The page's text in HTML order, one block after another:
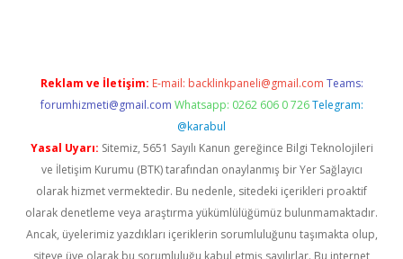
Reklam ve İletişim: E-mail: backlinkpaneli@gmail.com Teams:
forumhizmeti@gmail.com Whatsapp: 0262 606 0 726 Telegram:
@karabul
Yasal Uyarı: Sitemiz, 5651 Sayılı Kanun gereğince Bilgi Teknolojileri
ve İletişim Kurumu (BTK) tarafından onaylanmış bir Yer Sağlayıcı
olarak hizmet vermektedir. Bu nedenle, sitedeki içerikleri proaktif
olarak denetleme veya araştırma yükümlülüğümüz bulunmamaktadır.
Ancak, üyelerimiz yazdıkları içeriklerin sorumluluğunu taşımakta olup,
siteye üye olarak bu sorumluluğu kabul etmiş sayılırlar. Bu internet